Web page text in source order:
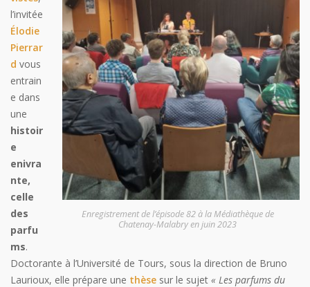
Enregistrement de l’épisode 82 à la Médiathèque de
Chatenay-Malabry en juin 2023
l’invitée
Élodie
Pierrar
d vous
entrain
e dans
une
histoir
e
enivra
nte,
celle
des
parfu
ms.
Doctorante à l’Université de Tours, sous la direction de Bruno
Laurioux, elle prépare une thèse sur le sujet « Les parfums du